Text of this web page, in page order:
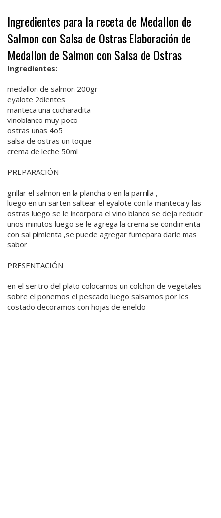
Ingredientes para la receta de Medallon de
Salmon con Salsa de OstrasElaboración de
Medallon de Salmon con Salsa de Ostras
Ingredientes:
medallon de salmon 200gr
eyalote 2dientes
manteca una cucharadita
vinoblanco muy poco
ostras unas 4o5
salsa de ostras un toque
crema de leche 50ml
PREPARACIÓN
grillar el salmon en la plancha o en la parrilla ,
luego en un sarten saltear el eyalote con la manteca y las
ostras luego se le incorpora el vino blanco se deja reducir
unos minutos luego se le agrega la crema se condimenta
con sal pimienta ,se puede agregar fumepara darle mas
sabor
PRESENTACIÓN
en el sentro del plato colocamos un colchon de vegetales
sobre el ponemos el pescado luego salsamos por los
costado decoramos con hojas de eneldo